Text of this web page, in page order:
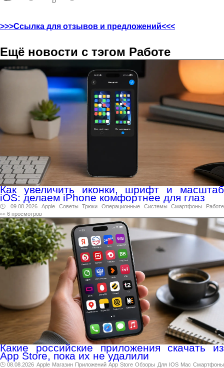
>>>Ссылка для отзывов и предложений<<<
Ещё новости с тэгом Работе
Как увеличить иконки, шрифт и масштаб
iOS: делаем iPhone комфортнее для глаз
🕑 09.08.2026 Apple Советы Трюки Операционные Системы Смартфоны
Работе
👀 6 просмотров
Какие российские приложения скачать из
App Store, пока их не удалили
🕑 08.08.2026 Apple Магазин Приложений App Store Обзоры Для IOS Mac Смартфоны